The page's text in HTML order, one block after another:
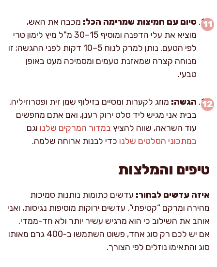
סיום עם חמיצות שמרימה הכל: מכבה את האש,
מוציא את עלי הדפנה ומוסיף 15–30 מ"ל מיץ לימון טרי
לפי הטעם. נותן למרק לנוח 5–10 דקות לפני ההגשה; זו
מנוחה קצרה שמאזנת טעמים ומסמיכה מעט באופן
טבעי.
הגשה: מוזג לקערות ומסיים בזילוף שמן זית ופטרוזיליה.
בבית אני מגיש ליד סלט ירוק רענן, ואם אתם מחפשים
עוד השראה, שווה להציץ במדור המרקים שלנו וגם
במתכוני הסלטים שלנו כדי לבנות ארוחה שלמה.
טיפים והמלצות
איזה עדשים לבחור: עדשים כתומות נותנות סמיכות
מהירה ומרקם “קטיפתי”. עדשים ירוקות מוסיפות נגיסות, ואני
אוהב את השילוב כי הוא מרגיש עשיר יותר ולא חד-ממדי.
אם יש לכם רק סוג אחד, פשוט השתמשו ב-400 גרם מאותו
סוג והתאימו נוזלים לפי הצורך.